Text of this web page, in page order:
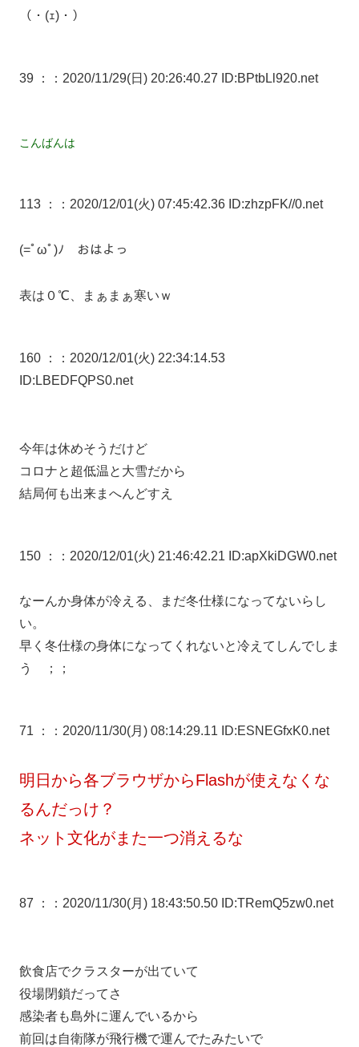
（・(ｪ)・）
39 ： ：2020/11/29(日) 20:26:40.27 ID:BPtbLl920.net
こんばんは
113 ： ：2020/12/01(火) 07:45:42.36 ID:zhzpFK//0.net
(=ﾟωﾟ)ﾉ おはよっ
表は０℃、まぁまぁ寒いｗ
160 ：
：2020/12/01(火) 22:34:14.53
ID:LBEDFQPS0.net
今年は休めそうだけど
コロナと超低温と大雪だから
結局何も出来まへんどすえ
150 ： ：2020/12/01(火) 21:46:42.21 ID:apXkiDGW0.net
なーんか身体が冷える、まだ冬仕様になってないらし
い。
早く冬仕様の身体になってくれないと冷えてしんでしま
う ；；
71 ： ：2020/11/30(月) 08:14:29.11 ID:ESNEGfxK0.net
明日から各ブラウザからFlashが使えなくな
るんだっけ？
ネット文化がまた一つ消えるな
87 ： ：2020/11/30(月) 18:43:50.50 ID:TRemQ5zw0.net
飲食店でクラスターが出ていて
役場閉鎖だってさ
感染者も島外に運んでいるから
前回は自衛隊が飛行機で運んでたみたいで